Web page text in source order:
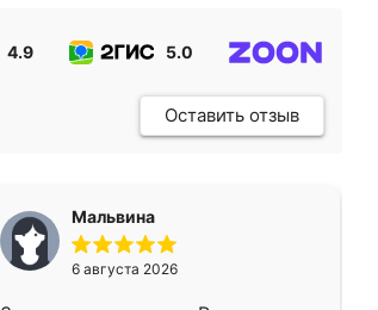
4.9 5.0
Оставить отзыв
Мальвина
6 августа 2026